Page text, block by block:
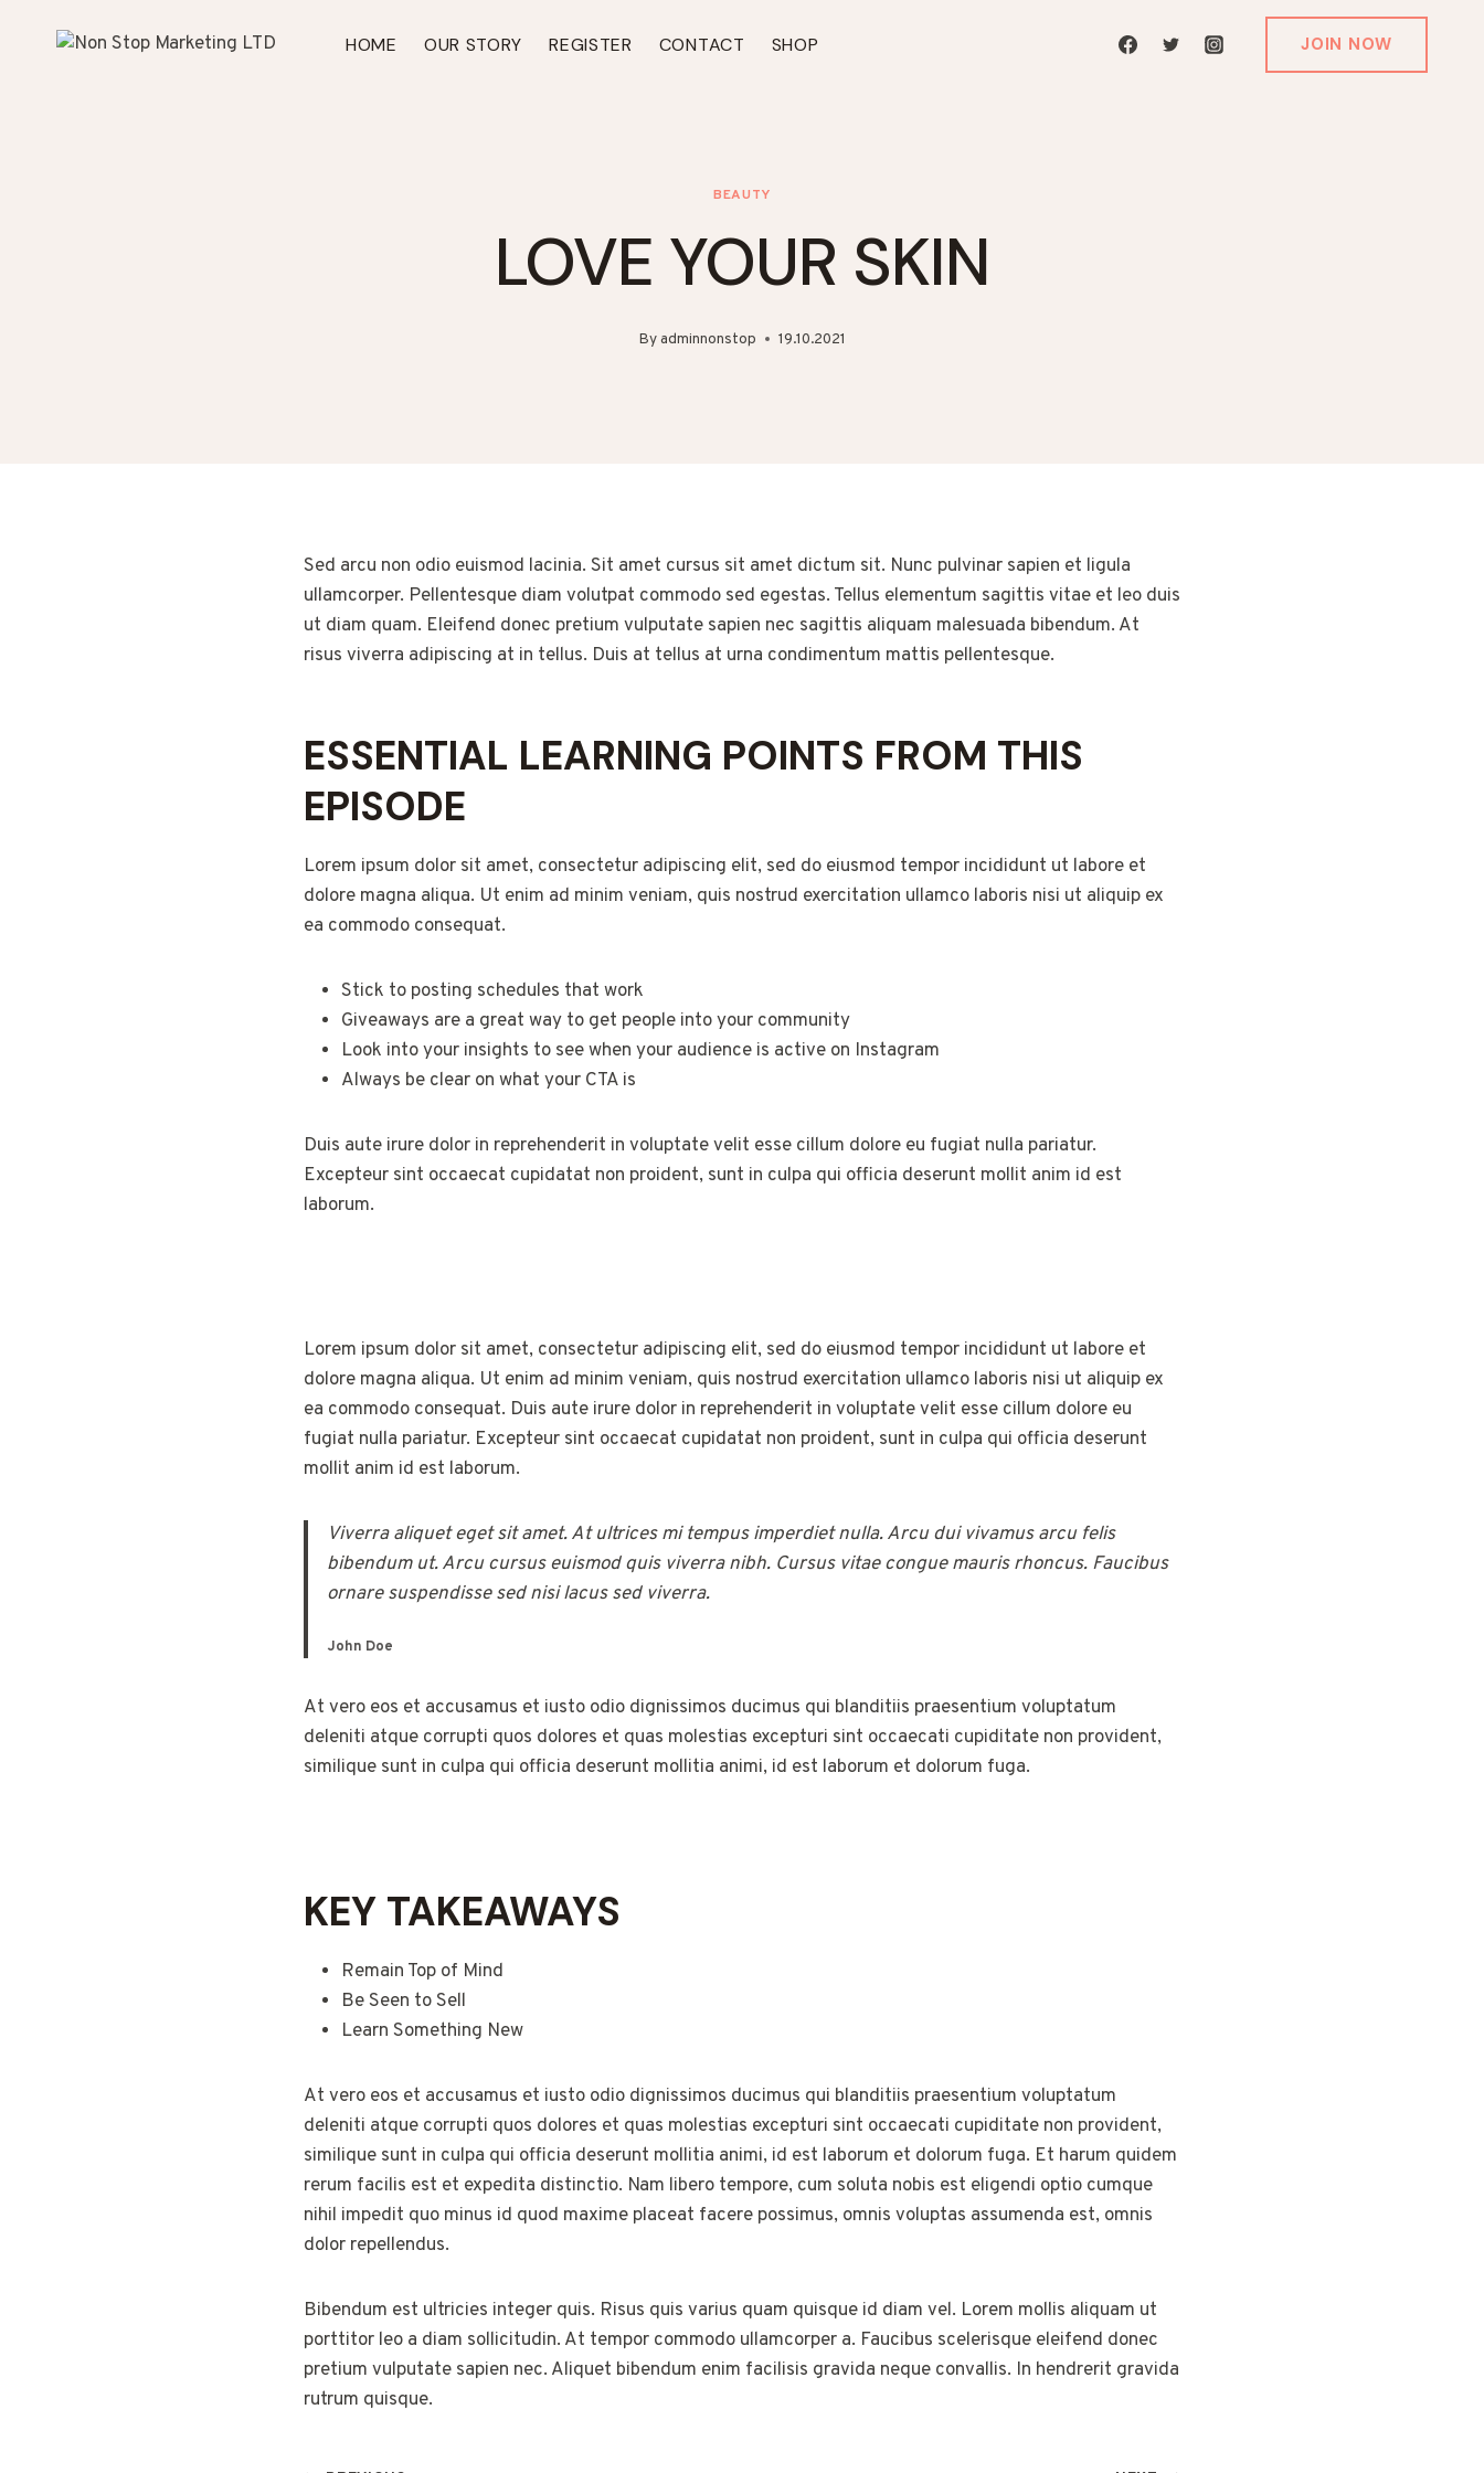
HOME OUR STORY REGISTER CONTACT SHOP JOIN NOW
BEAUTY
LOVE YOUR SKIN
Byadminnonstop 19.10.2021
Sed arcu non odio euismod lacinia. Sit amet cursus sit amet dictum sit. Nunc pulvinar sapien et ligula
ullamcorper. Pellentesque diam volutpat commodo sed egestas. Tellus elementum sagittis vitae et leo duis
ut diam quam. Eleifend donec pretium vulputate sapien nec sagittis aliquam malesuada bibendum. At
risus viverra adipiscing at in tellus. Duis at tellus at urna condimentum mattis pellentesque.
ESSENTIAL LEARNING POINTS FROM THIS
EPISODE
Lorem ipsum dolor sit amet, consectetur adipiscing elit, sed do eiusmod tempor incididunt ut labore et
dolore magna aliqua. Ut enim ad minim veniam, quis nostrud exercitation ullamco laboris nisi ut aliquip ex
ea commodo consequat.
Stick to posting schedules that work
Giveaways are a great way to get people into your community
Look into your insights to see when your audience is active on Instagram
Always be clear on what your CTA is
Duis aute irure dolor in reprehenderit in voluptate velit esse cillum dolore eu fugiat nulla pariatur.
Excepteur sint occaecat cupidatat non proident, sunt in culpa qui officia deserunt mollit anim id est
laborum.
Lorem ipsum dolor sit amet, consectetur adipiscing elit, sed do eiusmod tempor incididunt ut labore et
dolore magna aliqua. Ut enim ad minim veniam, quis nostrud exercitation ullamco laboris nisi ut aliquip ex
ea commodo consequat. Duis aute irure dolor in reprehenderit in voluptate velit esse cillum dolore eu
fugiat nulla pariatur. Excepteur sint occaecat cupidatat non proident, sunt in culpa qui officia deserunt
mollit anim id est laborum.
Viverra aliquet eget sit amet. At ultrices mi tempus imperdiet nulla. Arcu dui vivamus arcu felis
bibendum ut. Arcu cursus euismod quis viverra nibh. Cursus vitae congue mauris rhoncus. Faucibus
ornare suspendisse sed nisi lacus sed viverra.
John Doe
At vero eos et accusamus et iusto odio dignissimos ducimus qui blanditiis praesentium voluptatum
deleniti atque corrupti quos dolores et quas molestias excepturi sint occaecati cupiditate non provident,
similique sunt in culpa qui officia deserunt mollitia animi, id est laborum et dolorum fuga.
KEY TAKEAWAYS
Remain Top of Mind
Be Seen to Sell
Learn Something New
At vero eos et accusamus et iusto odio dignissimos ducimus qui blanditiis praesentium voluptatum
deleniti atque corrupti quos dolores et quas molestias excepturi sint occaecati cupiditate non provident,
similique sunt in culpa qui officia deserunt mollitia animi, id est laborum et dolorum fuga. Et harum quidem
rerum facilis est et expedita distinctio. Nam libero tempore, cum soluta nobis est eligendi optio cumque
nihil impedit quo minus id quod maxime placeat facere possimus, omnis voluptas assumenda est, omnis
dolor repellendus.
Bibendum est ultricies integer quis. Risus quis varius quam quisque id diam vel. Lorem mollis aliquam ut
porttitor leo a diam sollicitudin. At tempor commodo ullamcorper a. Faucibus scelerisque eleifend donec
pretium vulputate sapien nec. Aliquet bibendum enim facilisis gravida neque convallis. In hendrerit gravida
rutrum quisque.